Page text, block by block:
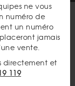
ne vous
numéro de
un numéro
jamais
vente.
directement et
119